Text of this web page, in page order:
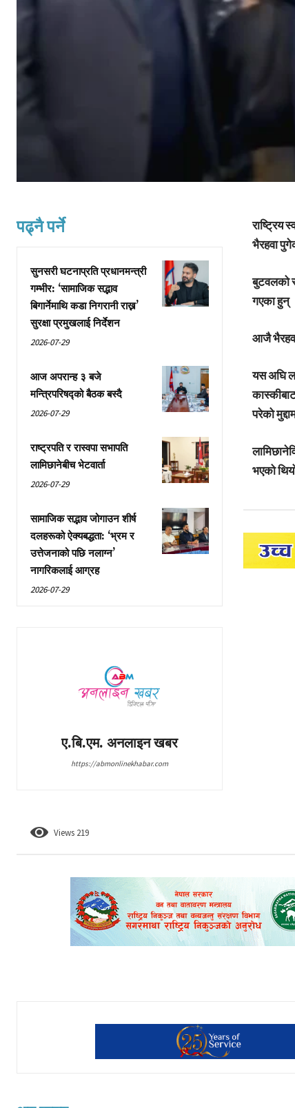
पढ्नै पर्ने
सुनसरी घटनाप्रति प्रधानमन्त्री
गम्भीर: ‘सामाजिक सद्भाव
बिगार्नेमाथि कडा निगरानी राख्न’
सुरक्षा प्रमुखलाई निर्देशन
2026-07-29
आज अपरान्ह ३ बजे
मन्त्रिपरिषद्को बैठक बस्दै
2026-07-29
राष्ट्रपति र रास्वपा सभापति
लामिछानेबीच भेटवार्ता
2026-07-29
सामाजिक सद्भाव जोगाउन शीर्ष
दलहरूको ऐक्यबद्धता: ‘भ्रम र
उत्तेजनाको पछि नलाग्न’
नागरिकलाई आग्रह
2026-07-29
ए.बि.एम. अनलाइन खबर
https://abmonlinekhabar.com
राष्ट्रिय
भैरहवा
बुटवलको
गएका हुन्
आजै
यस अघि
परेको
भएको
Views 219